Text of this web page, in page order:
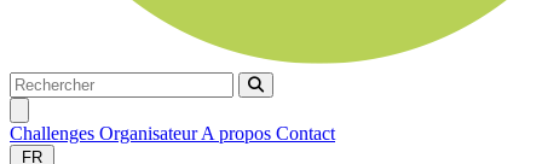
Rechercher
Rechercher
Challenges OrganisateurA propos Contact
FR